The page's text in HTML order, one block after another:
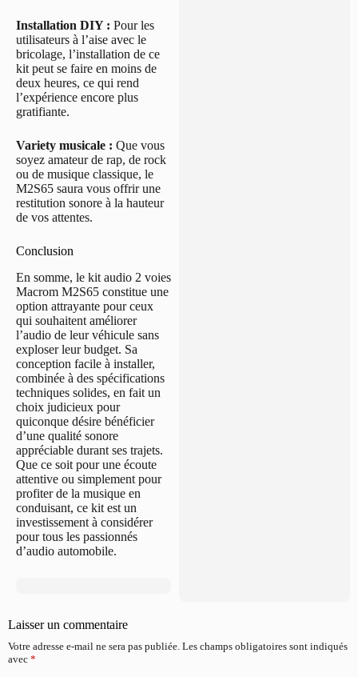
Installation DIY : Pour les
utilisateurs à l’aise avec le
bricolage, l’installation de ce
kit peut se faire en moins de
deux heures, ce qui rend
l’expérience encore plus
gratifiante.
Variety musicale : Que vous
soyez amateur de rap, de rock
ou de musique classique, le
M2S65 saura vous offrir une
restitution sonore à la hauteur
de vos attentes.
Conclusion
En somme, le kit audio 2 voies
Macrom M2S65 constitue une
option attrayante pour ceux
qui souhaitent améliorer
l’audio de leur véhicule sans
exploser leur budget. Sa
conception facile à installer,
combinée à des spécifications
techniques solides, en fait un
choix judicieux pour
quiconque désire bénéficier
d’une qualité sonore
appréciable durant ses trajets.
Que ce soit pour une écoute
attentive ou simplement pour
profiter de la musique en
conduisant, ce kit est un
investissement à considérer
pour tous les passionnés
d’audio automobile.
Laisser un commentaire
Votre adresse e-mail ne sera pas publiée. Les champs obligatoires sont indiqués
avec *